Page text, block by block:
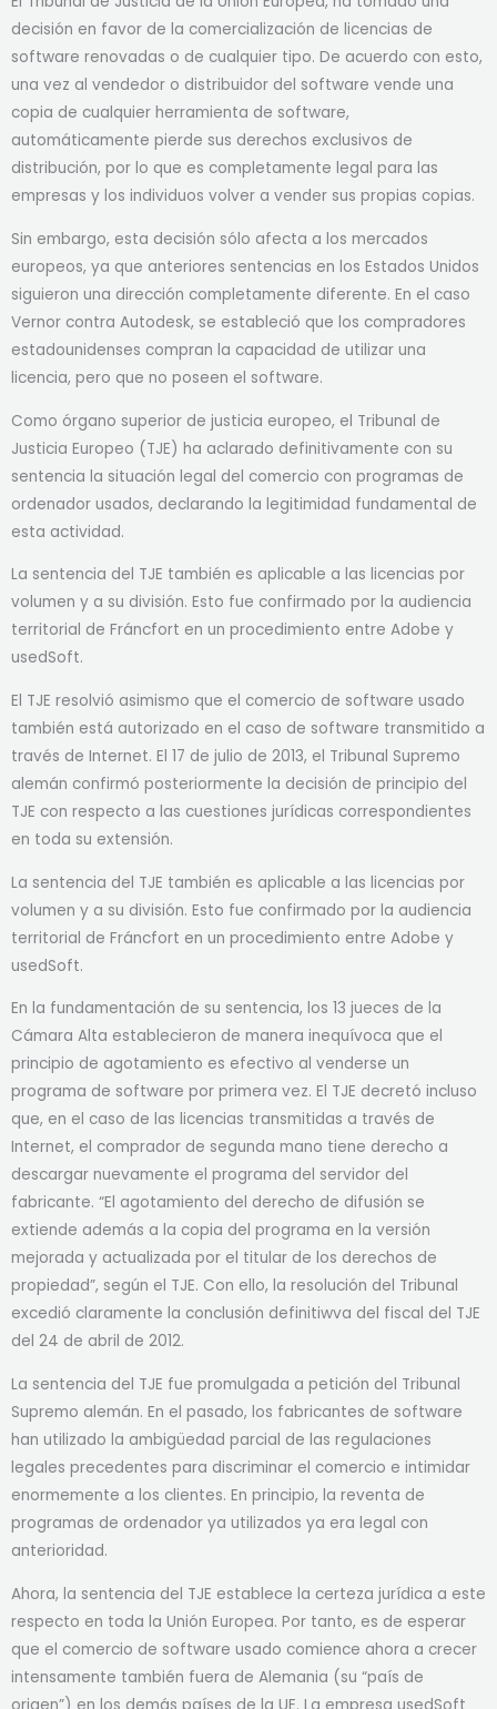
decisión en favor de la comercialización de licencias de
software renovadas o de cualquier tipo. De acuerdo con esto,
una vez al vendedor o distribuidor del software vende una
copia de cualquier herramienta de software,
automáticamente pierde sus derechos exclusivos de
distribución, por lo que es completamente legal para las
empresas y los individuos volver a vender sus propias copias.
Sin embargo, esta decisión sólo afecta a los mercados
europeos, ya que anteriores sentencias en los Estados Unidos
siguieron una dirección completamente diferente. En el caso
Vernor contra Autodesk, se estableció que los compradores
estadounidenses compran la capacidad de utilizar una
licencia, pero que no poseen el software.
Como órgano superior de justicia europeo, el Tribunal de
Justicia Europeo (TJE) ha aclarado definitivamente con su
sentencia la situación legal del comercio con programas de
ordenador usados, declarando la legitimidad fundamental de
esta actividad.
La sentencia del TJE también es aplicable a las licencias por
volumen y a su división. Esto fue confirmado por la audiencia
territorial de Fráncfort en un procedimiento entre Adobe y
usedSoft.
El TJE resolvió asimismo que el comercio de software usado
también está autorizado en el caso de software transmitido a
través de Internet. El 17 de julio de 2013, el Tribunal Supremo
alemán confirmó posteriormente la decisión de principio del
TJE con respecto a las cuestiones jurídicas correspondientes
en toda su extensión.
La sentencia del TJE también es aplicable a las licencias por
volumen y a su división. Esto fue confirmado por la audiencia
territorial de Fráncfort en un procedimiento entre Adobe y
usedSoft.
En la fundamentación de su sentencia, los 13 jueces de la
Cámara Alta establecieron de manera inequívoca que el
principio de agotamiento es efectivo al venderse un
programa de software por primera vez. El TJE decretó incluso
que, en el caso de las licencias transmitidas a través de
Internet, el comprador de segunda mano tiene derecho a
descargar nuevamente el programa del servidor del
fabricante. “El agotamiento del derecho de difusión se
extiende además a la copia del programa en la versión
mejorada y actualizada por el titular de los derechos de
propiedad”, según el TJE. Con ello, la resolución del Tribunal
excedió claramente la conclusión definitiwva del fiscal del TJE
del 24 de abril de 2012.
La sentencia del TJE fue promulgada a petición del Tribunal
Supremo alemán. En el pasado, los fabricantes de software
han utilizado la ambigüedad parcial de las regulaciones
legales precedentes para discriminar el comercio e intimidar
enormemente a los clientes. En principio, la reventa de
programas de ordenador ya utilizados ya era legal con
anterioridad.
Ahora, la sentencia del TJE establece la certeza jurídica a este
respecto en toda la Unión Europea. Por tanto, es de esperar
que el comercio de software usado comience ahora a crecer
intensamente también fuera de Alemania (su “país de